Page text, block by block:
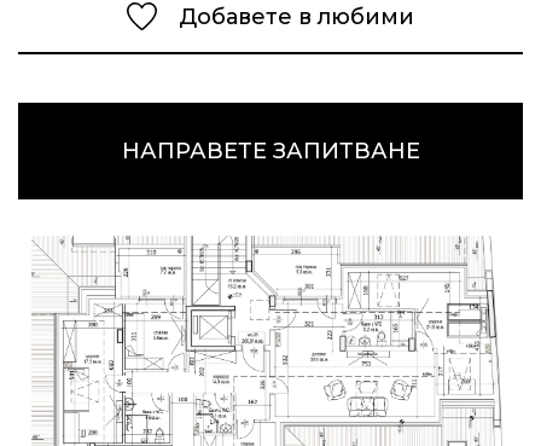
Добавете в любими
НАПРАВЕТЕ ЗАПИТВАНЕ